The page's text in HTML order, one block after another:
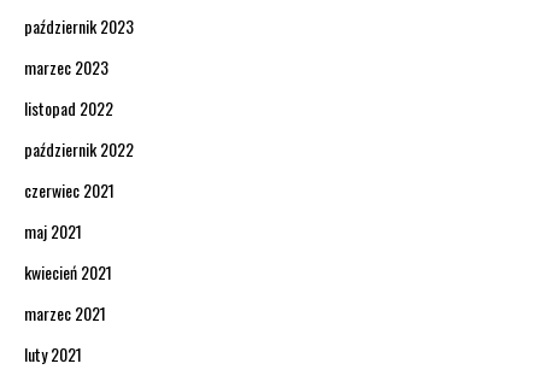
październik 2023
marzec 2023
listopad 2022
październik 2022
czerwiec 2021
maj 2021
kwiecień 2021
marzec 2021
luty 2021